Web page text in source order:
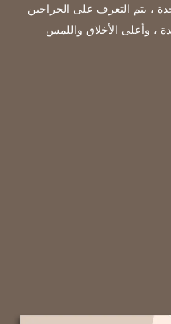
، يتم التعرف على الجراحين
، وأعلى الأخلاق واللمس